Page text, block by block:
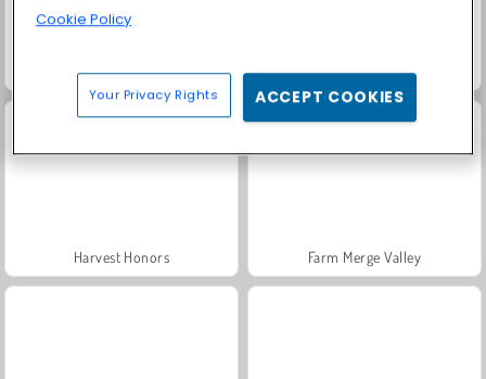
Solitaire Social Trollface Quest: USA 2
Harvest Honors Farm Merge Valley
Cookie Policy
Your Privacy Rights ACCEPT COOKIES